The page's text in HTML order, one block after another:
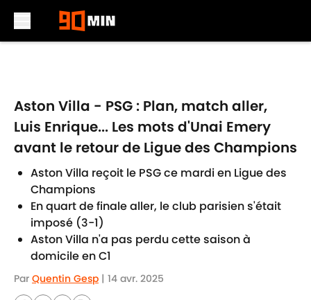
Aston Villa - PSG : Plan, match aller,
Luis Enrique... Les mots d'Unai Emery
avant le retour de Ligue des Champions
Aston Villa reçoit le PSG ce mardi en Ligue des
Champions
En quart de finale aller, le club parisien s'était
imposé (3-1)
Aston Villa n'a pas perdu cette saison à
domicile en C1
Par Quentin Gesp | 14 avr. 2025